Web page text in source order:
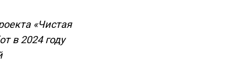
«Чистая
в 2024 году